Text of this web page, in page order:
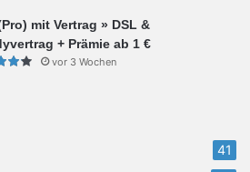
mit Vertrag » DSL &
+ Prämie ab 1 €
vor 3 Wochen
41